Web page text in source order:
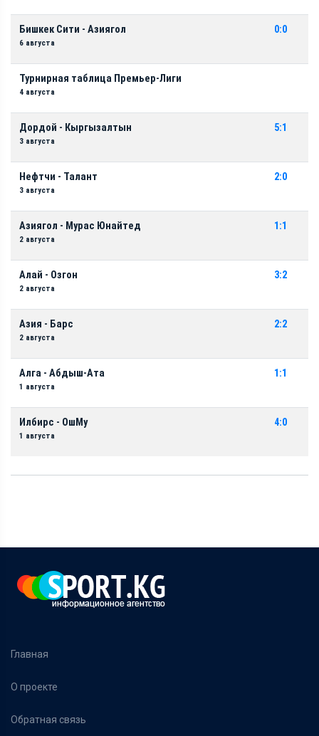
Бишкек Сити - Азиягол
6 августа
0:0
Турнирная таблица Премьер-Лиги
4 августа
Дордой - Кыргызалтын
3 августа
5:1
Нефтчи - Талант
3 августа
2:0
Азиягол - Мурас Юнайтед
2 августа
1:1
Алай - Озгон
2 августа
3:2
Азия - Барс
2 августа
2:2
Алга - Абдыш-Ата
1 августа
1:1
Илбирс - ОшМу
1 августа
4:0
Главная
О проекте
Обратная связь